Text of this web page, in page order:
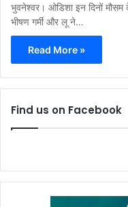
भुवनेश्वर। ओडिशा इन दिनों
भीषण गर्मी और लू ने…
Read More »
Find us on Facebook